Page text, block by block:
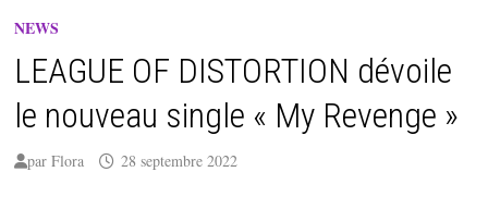
NEWS
LEAGUE OF DISTORTION dévoile
le nouveau single « My Revenge »
parFlora 28 septembre 2022